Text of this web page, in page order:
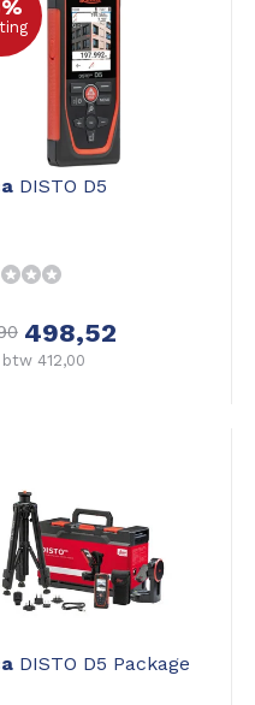
DISTO D5
498,52
412,00
DISTO D5 Package